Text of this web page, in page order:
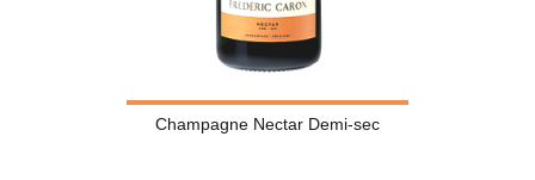
Champagne Nectar Demi-sec